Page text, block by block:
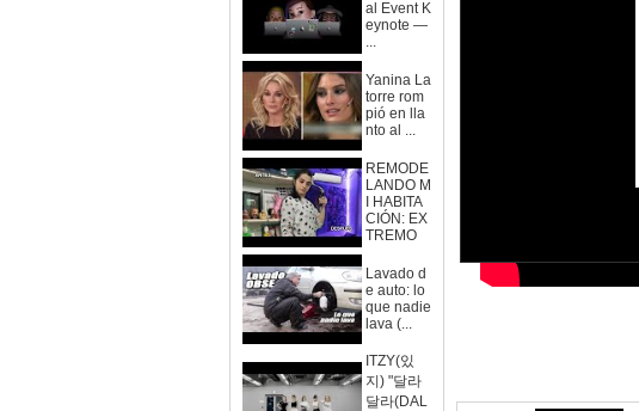
al Event K
eynote —
...
Yanina La
torre rom
pió en lla
nto al ...
REMODE
LANDO M
I HABITA
CIÓN: EX
TREMO
Lavado d
e auto: lo
que nadie
lava (...
ITZY(있
지) "달라
달라(DAL